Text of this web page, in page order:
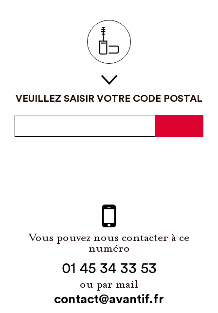
VEUILLEZ SAISIR VOTRE CODE POSTAL
Vous pouvez nous contacter à ce
numéro
01 45 34 33 53
ou par mail
contact@avantif.fr